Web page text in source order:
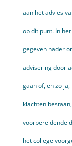
aan het advies
op dit punt. In
gegeven nader
advisering door
gaan of, en zo
klachten
voorbereidende
het college